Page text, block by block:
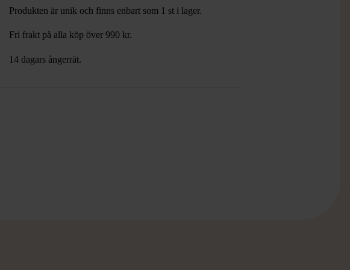
Produkten är unik och finns enbart som 1 st i lager.
Fri frakt på alla köp över 990 kr.
14 dagars ångerrät.